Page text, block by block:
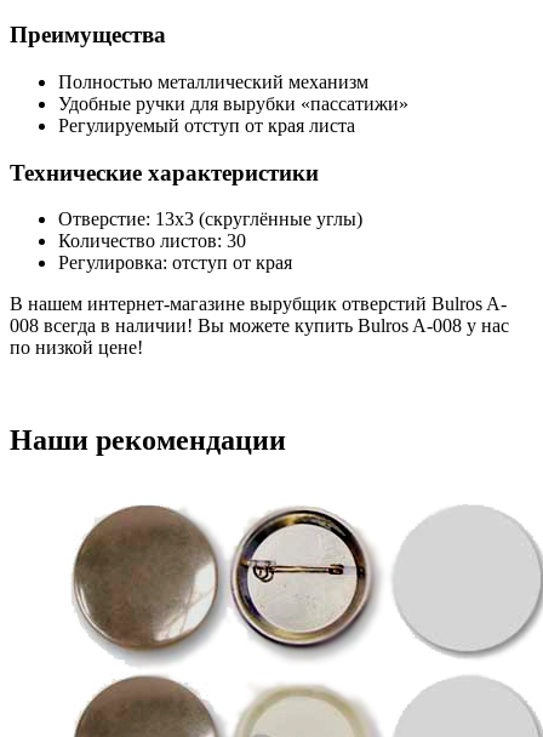
Преимущества
Полностью металлический механизм
Удобные ручки для вырубки «пассатижи»
Регулируемый отступ от края листа
Технические характеристики
Отверстие: 13х3 (скруглённые углы)
Количество листов: 30
Регулировка: отступ от края
В нашем интернет-магазине вырубщик отверстий Bulros A-
008 всегда в наличии! Вы можете купить Bulros A-008 у нас
по низкой цене!
Наши рекомендации